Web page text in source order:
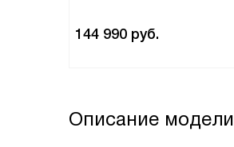
144 990 руб.
Описание модели